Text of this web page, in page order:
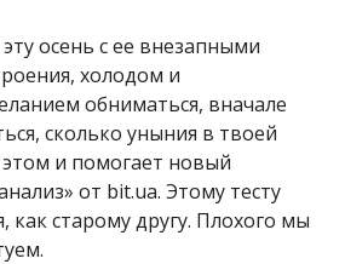
осень с ее внезапными
холодом и
обниматься, вначале
сколько уныния в твоей
и помогает новый
от bit.ua. Этому тесту
как старому другу. Плохого мы